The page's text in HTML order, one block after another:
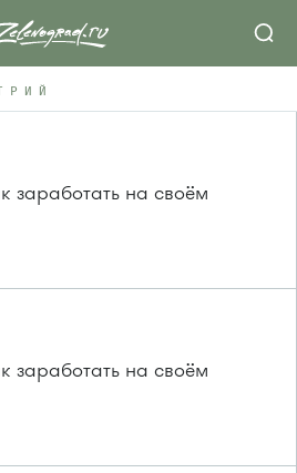
заработать на своём
заработать на своём